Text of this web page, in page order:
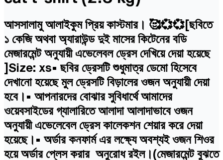
আসসালামু আলাইকুম প্রিয় কাস্টমার। 🥰💞💞[ছবিতে
১ কেজি অথবা অ্যারাউন্ড দুই মাসের কিটেনের বডি
মেজারমেন্ট অনুযায়ী এভেলেবল ড্রেস দেখিয়ে দেয়া হয়েছে
]Size: xs• ছবির ড্রেসটি শুধুমাত্র ডেমো হিসেবে
দেখানো হয়েছে মুল ড্রেসটি বিড়ালের ওজন অনুযায়ী দেয়া
হবে।• আপনারদের বোঝার সুবিধার্থে আমাদের
ওয়েবসাইডের গ্যালারিতে আলাদা আলাদাভাবে ওজন
অনুযায়ী এভেলেবেল ড্রেস কালেকশন শেয়ার করে দেয়া
হয়েছে।• অর্ডার কনফার্ম এর লক্ষ্যে অবশ্যই ওজন শিওর
হয়ে অর্ডার প্লেস করার অনুরোধ রইল।(মেজারমেন্ট বুঝতে